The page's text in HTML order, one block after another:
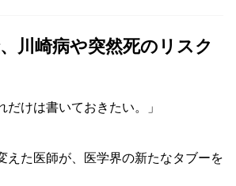
川崎病や突然死のリスク
だけは書いておきたい。」
えた医師が、医学界の新たなタブーを